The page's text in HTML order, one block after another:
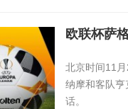
欧联杯萨
北京时间11
纳摩和客队
话。